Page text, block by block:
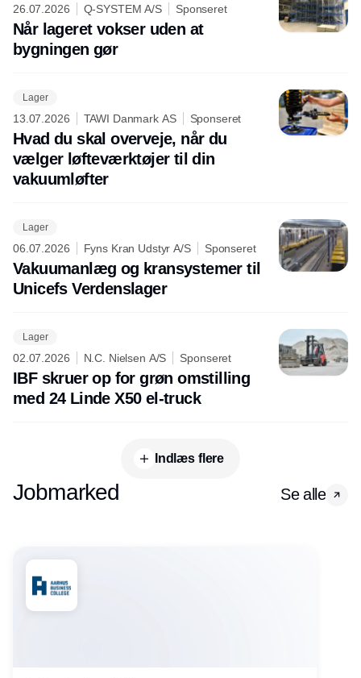
26.07.2026 Q-SYSTEM A/S Sponseret
Når lageret vokser uden at
bygningen gør
Lager
13.07.2026 TAWI Danmark AS Sponseret
Hvad du skal overveje, når du
vælger løfteværktøjer til din
vakuumløfter
Lager
06.07.2026 Fyns Kran Udstyr A/S Sponseret
Vakuumanlæg og kransystemer til
Unicefs Verdenslager
Lager
02.07.2026 N.C. Nielsen A/S Sponseret
IBF skruer op for grøn omstilling
med 24 Linde X50 el-truck
Indlæs flere
Jobmarked Se alle